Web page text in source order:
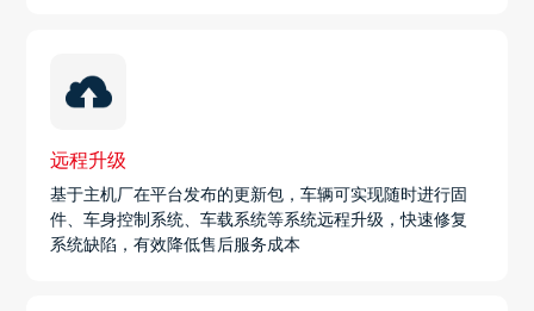
远程升级
基于主机厂在平台发布的更新包，车辆可实现随时进行固
件、车身控制系统、车载系统等系统远程升级，快速修复
系统缺陷，有效降低售后服务成本